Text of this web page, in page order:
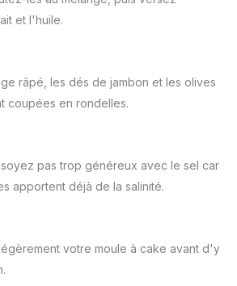
et l'huile.
râpé, les dés de jambon et les olives
coupées en rondelles.
pas trop généreux avec le sel car
apportent déjà de la salinité.
votre moule à cake avant d'y